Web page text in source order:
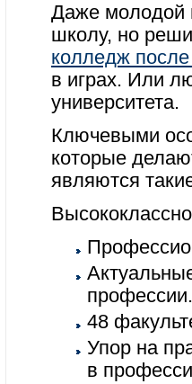
Даже молодой
школу, но
колледж
в играх. Или
университета.
Ключевыми
которые
являются
профессии.
48
Упор на
в